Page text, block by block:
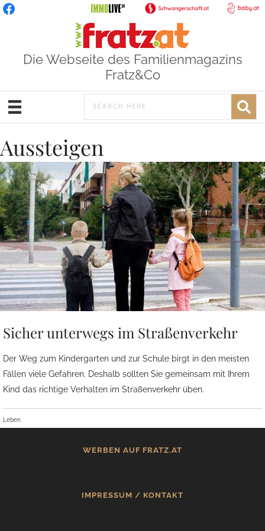
Die Webseite des Familienmagazins
Fratz&Co
Aussteigen
Sicher unterwegs im Straßenverkehr
Der Weg zum Kindergarten und zur Schule birgt in den meisten
Fällen viele Gefahren. Deshalb sollten Sie gemeinsam mit Ihrem
Kind das richtige Verhalten im Straßenverkehr üben.
Leben
WERBEN AUF FRATZ.AT
IMPRESSUM / KONTAKT